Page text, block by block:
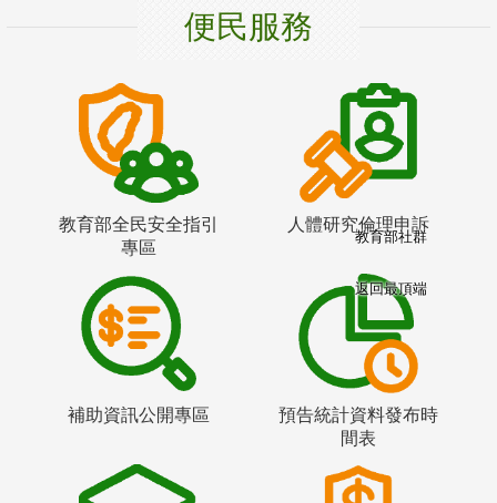
便民服務
教育部全民安全指引
專區
人體研究倫理申訴
補助資訊公開專區
預告統計資料發布時
間表
教育部社群
返回最頂端